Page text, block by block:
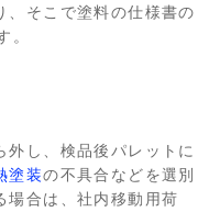
、そこで塗料の仕様書の
。
し、検品後パレットに
塗装の不具合などを選別
場合は、社内移動用荷